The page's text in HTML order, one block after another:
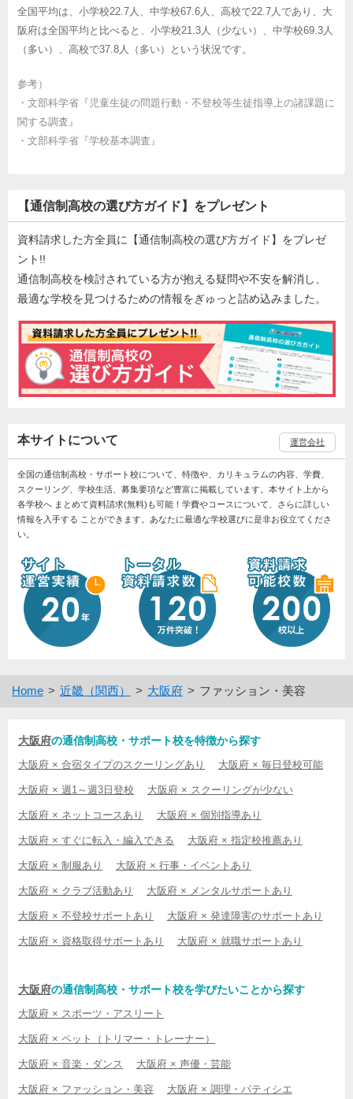
全国平均は、小学校22.7人、中学校67.6人、高校で22.7人であり、大
阪府は全国平均と比べると、小学校21.3人（少ない）、中学校69.3人
（多い）、高校で37.8人（多い）という状況です。
参考）
・ 文部科学省『児童生徒の問題行動・不登校等生徒指導上の諸課題に
関する調査』
・ 文部科学省『学校基本調査』
【通信制高校の選び方ガイド】をプレゼント
資料請求した方全員に【通信制高校の選び方ガイド】をプレゼ
ント!!
通信制高校を検討されている方が抱える疑問や不安を解消し、
最適な学校を見つけるための情報をぎゅっと詰め込みました。
本サイトについて 運営会社
全国の通信制高校・サポート校について、特徴や、カリキュラムの内容、学費、
スクーリング、学校生活、募集要項など豊富に掲載しています。本サイト上から
各学校へ まとめて資料請求(無料)も可能！学費やコースについて、さらに詳しい
情報を入手する ことができます。あなたに最適な学校選びに是非お役立てくださ
い。
Home 近畿（関西） 大阪府 ファッション・美容
大阪府の通信制高校・サポート校を特徴から探す
大阪府 × 合宿タイプのスクーリングあり 大阪府 × 毎日登校可能
大阪府 × 週1～週3日登校 大阪府 × スクーリングが少ない
大阪府 × ネットコースあり 大阪府 × 個別指導あり
大阪府 × すぐに転入・編入できる 大阪府 × 指定校推薦あり
大阪府 × 制服あり 大阪府 × 行事・イベントあり
大阪府 × クラブ活動あり 大阪府 × メンタルサポートあり
大阪府 × 不登校サポートあり 大阪府 × 発達障害のサポートあり
大阪府 × 資格取得サポートあり 大阪府 × 就職サポートあり
大阪府の通信制高校・サポート校を学びたいことから探す
大阪府 × スポーツ・アスリート
大阪府 × ペット（トリマー・トレーナー）
大阪府 × 音楽・ダンス 大阪府 × 声優・芸能
大阪府 × ファッション・美容 大阪府 × 調理・パティシエ